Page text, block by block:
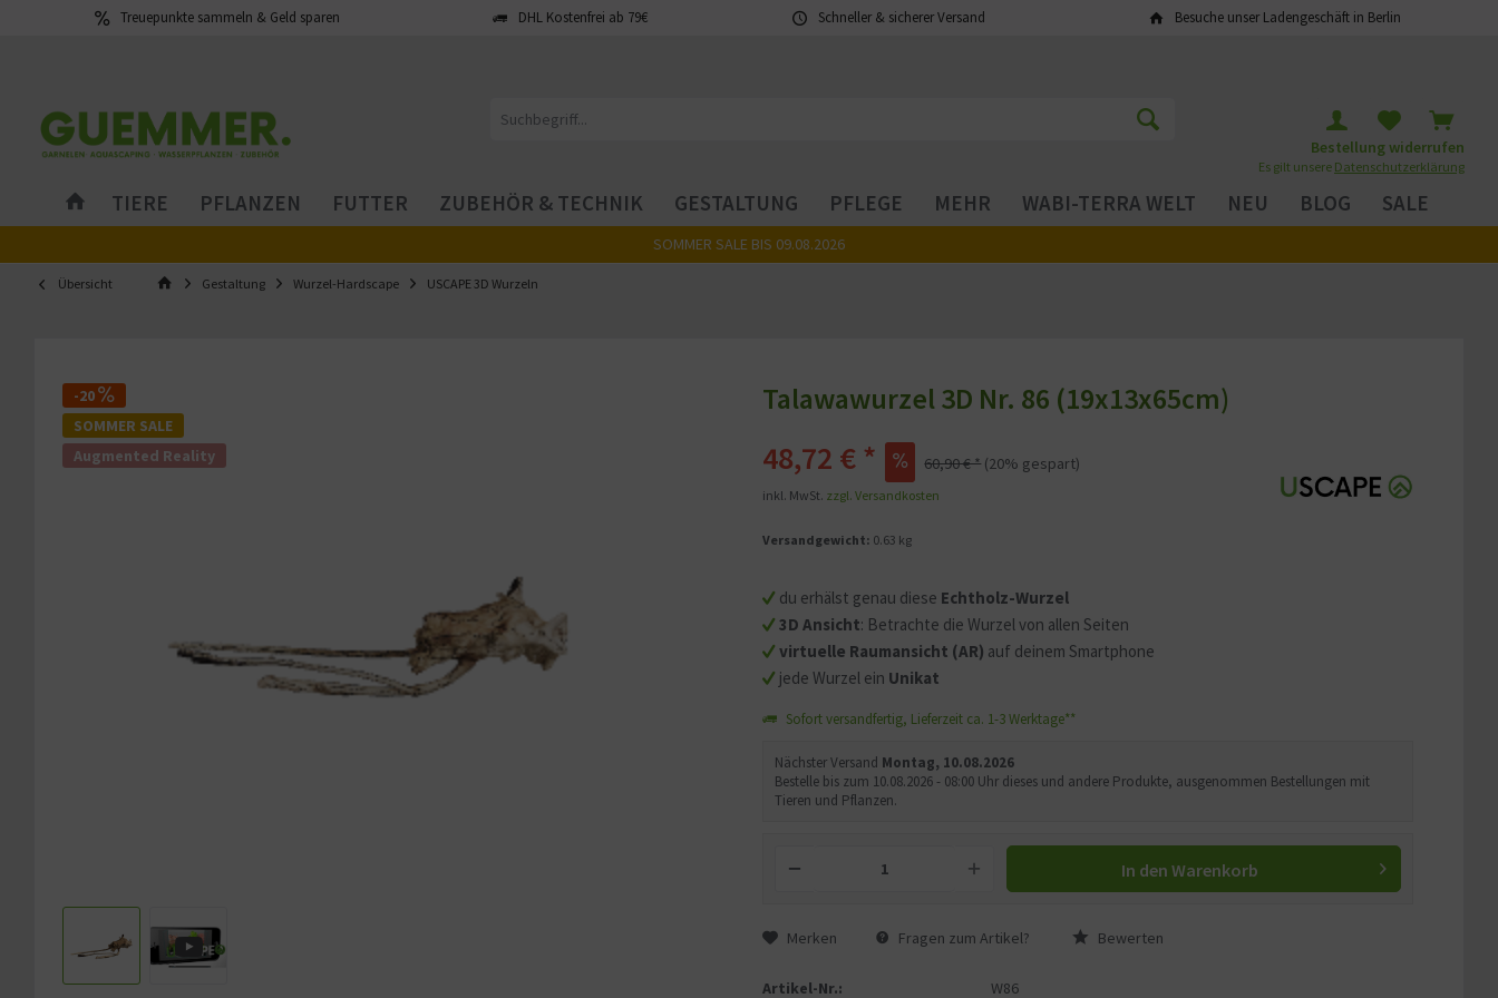
Treuepunkte sammeln & Geld sparen DHL Kostenfrei ab 79€ Schneller & sicherer Versand Besuche unser Ladengeschäft in Berlin
Bestellung widerrufen
Es gilt unsere Datenschutzerklärung
TIERE PFLANZEN FUTTER ZUBEHÖR & TECHNIK GESTALTUNG PFLEGE MEHR WABI-TERRA WELT NEU BLOG SALE
SOMMER SALE BIS 09.08.2026
Übersicht Gestaltung Wurzel-Hardscape USCAPE 3D Wurzeln
-20
SOMMER SALE
Augmented Reality
Mit dem Aufruf des Videos erklären
übermittelt werden und dass Sie die
gelesen haben.
Talawawurzel 3D Nr. 86 (19x13x65cm)
du erhälst genau diese Echtholz-Wurzel
3D Ansicht: Betrachte die Wurzel von allen Seiten
virtuelle Raumansicht (AR) auf deinem Smartphone
jede Wurzel ein Unikat
48,72 € * 60,90 € * (20% gespart)
inkl. MwSt. zzgl. Versandkosten
Versandgewicht: 0.63 kg
Sofort versandfertig, Lieferzeit ca. 1-3 Werktage**
Nächster Versand Montag, 10.08.2026
Bestelle bis zum 10.08.2026 - 08:00 Uhr dieses und andere Produkte, ausgenommen Bestellungen mit
Tieren und Pflanzen.
In den Warenkorb
Merken Fragen zum Artikel? Bewerten
Artikel-Nr.:
W86